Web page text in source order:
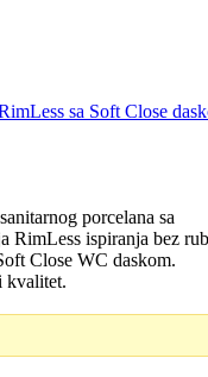
sa Soft Close
RSD.
porcelana sa
RimLess ispiranja bez
Close WC daskom.
kvalitet.